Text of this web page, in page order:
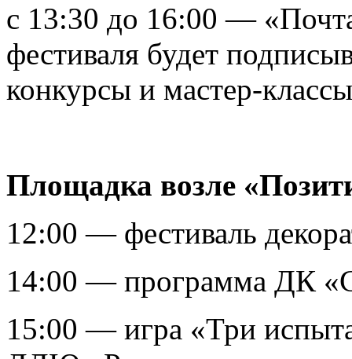
с 13:30 до 16:00 —
фестиваля будет
конкурсы и
Площадка возле
12:00 — фестиваль
14:00 — программа ДК
15:00 — игра «Три